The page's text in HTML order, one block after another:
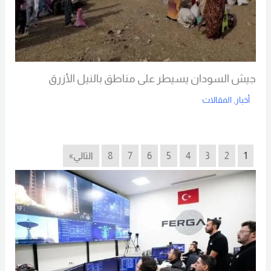
جيش السودان يسيطر على مناطق بالنيل الأزرق
أخبار المقالات
1
2
3
4
5
6
7
8 التالي»